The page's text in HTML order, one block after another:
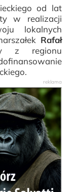
od lat
w realizacji
lokalnych
Rafał
z regionu